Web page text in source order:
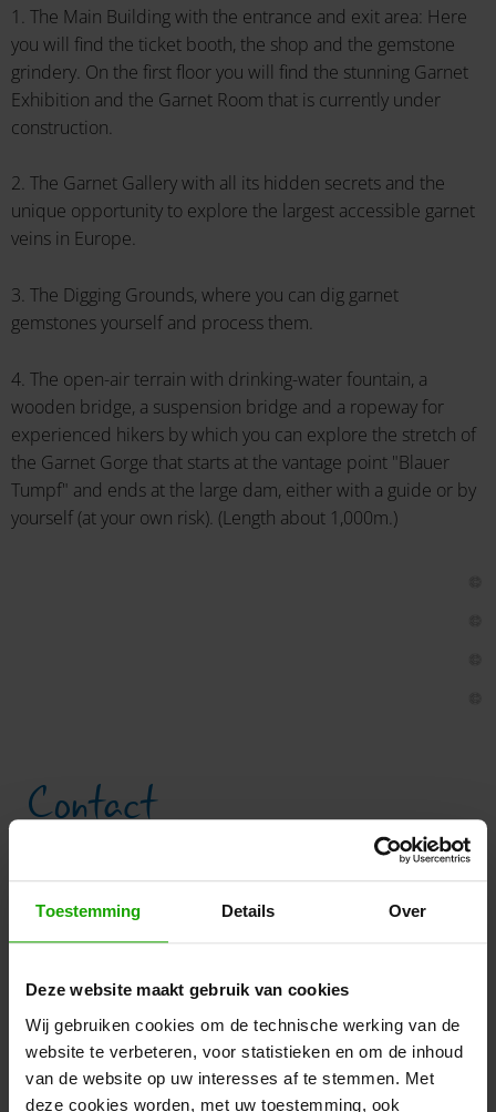
Toestemming Details Over
Deze website maakt gebruik van cookies
Wij gebruiken cookies om de technische werking van de
website te verbeteren, voor statistieken en om de inhoud
van de website op uw interesses af te stemmen. Met
deze cookies worden, met uw toestemming, ook
1. The Main Building with the entrance and exit area: Here
you will find the ticket booth, the shop and the gemstone
grindery. On the first floor you will find the stunning Garnet
Exhibition and the Garnet Room that is currently under
construction.
2. The Garnet Gallery with all its hidden secrets and the
unique opportunity to explore the largest accessible garnet
veins in Europe.
3. The Digging Grounds, where you can dig garnet
gemstones yourself and process them.
4. The open-air terrain with drinking-water fountain, a
wooden bridge, a suspension bridge and a ropeway for
experienced hikers by which you can explore the stretch of
the Garnet Gorge that starts at the vantage point "Blauer
Tumpf" and ends at the large dam, either with a guide or by
yourself (at your own risk). (Length about 1,000m.)
Contact
Klammweg 10
9545 Radenthein
Tel.: +43 4246 29135
info
granatium
at
www.granatium.at/de/